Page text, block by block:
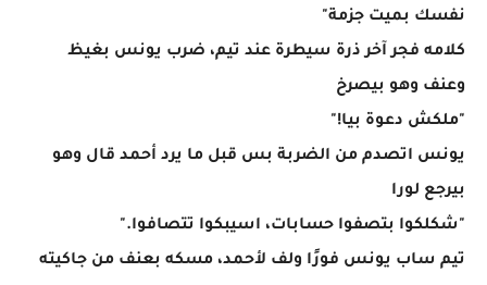
نفسك بميت جزمة"
كلامه فجر آخر ذرة سيطرة عند تيم، ضرب يونس بغيظ
وعنف وهو بيصرخ
"ملكش دعوة بيا!"
يونس اتصدم من الضربة بس قبل ما يرد أحمد قال وهو
بيرجع لورا
"شكلكوا بتصفوا حسابات، اسيبكوا تتصافوا."
تيم ساب يونس فورًا ولف لأحمد، مسكه بعنف من جاكيته